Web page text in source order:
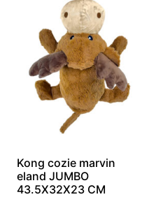
Kong cozie marvin
eland JUMBO
43.5X32X23 CM